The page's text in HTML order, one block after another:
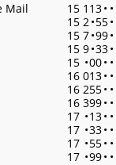
Mail
15 113• •
15 2•55•
15 7•99•
15 9•33•
15 •00• •
16 013• •
16 255• •
16 399• •
17 •13• •
17 •33• •
17 •55• •
17 •99• •